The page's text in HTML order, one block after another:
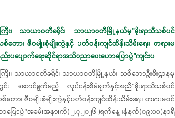
ကြီး၊ သာယာဝတီခရိုင်၊ သာယာဝတီမြို့နယ်မှ"မိုးရာသီသစ်ပင်
စ်တော၊ ဇီဝမျိုးစုံမျိုးကွဲနှင့် ပတ်ဝန်းကျင်ထိန်းသိမ်းရေး၊ တရားမ
းပပျောက်ရေးဆိုင်ရာအသိပညာပေးဟောပြောပွဲ"ကျင်းပ
ြီး၊ သာယာဝတီခရိုင်၊ သာယာဝတီမြို့နယ်၊ သစ်တောဦးစီးဌာနမှ
း ဆောင်ရွက်မည့် လုပ်ငန်းစီမံချက်နှင့်အညီ"မိုးရာသီသစ်ပင်
စ်တော၊ ဇီဝမျိုးစုံမျိုးကွဲနှင့်ပတ်ဝန်းကျင်ထိန်းသိမ်းရေး၊ တရားမဝင်
ောပွဲ"အခမ်းအနားကို( ၂.၇.၂၀၂၆ )ရက်နေ့ ၊နံနက်(၀၉:၀၀)နာရီ